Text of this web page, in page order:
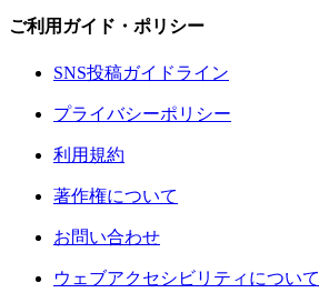
ご利用ガイド・ポリシー
SNS投稿ガイドライン
プライバシーポリシー
利用規約
著作権について
お問い合わせ
ウェブアクセシビリティについて